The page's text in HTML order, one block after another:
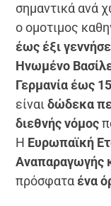
σημαντικά ανά
ο ομοτιμος
έως έξι
Ηνωμένο
Γερμανία έως
είναιδώδεκα
διεθνής νόμος
Η Ευρωπαϊκή
Αναπαραγωγής
πρόσφατα ένα